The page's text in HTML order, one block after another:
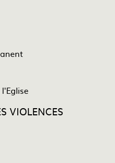
VIOLENCES